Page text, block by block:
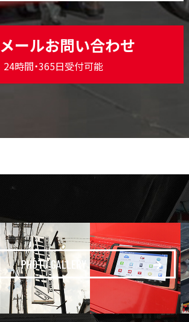
メールお問い合わせ
24時間・365日受付可能
PHOTO GALLERY